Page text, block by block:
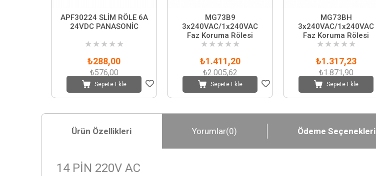
APF30224 SLİM RÖLE 6A
24VDC PANASONİC
★ ★ ★ ★ ★
₺288,00
₺576,00
Sepete Ekle
MG73B9
3x240VAC/1x240VAC
Faz Koruma Rölesi
★ ★ ★ ★ ★
₺1.411,20
₺2.005,62
Sepete Ekle
MG73BH
3x240VAC/1x240VAC
Faz Koruma Rölesi
★ ★ ★ ★ ★
₺1.317,23
₺1.871,90
Sepete Ekle
Ürün Özellikleri Yorumlar(0) Ödeme Seçenekleri
14 PİN 220V AC